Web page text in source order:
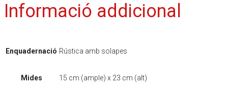
Informació addicional
Enquadernació Rústica amb solapes
Mides 15 cm (ample) x 23 cm (alt)